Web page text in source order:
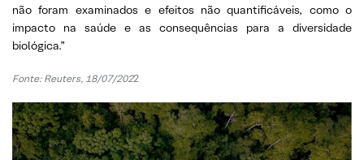
não foram examinados e efeitos não quantificáveis, como o
impacto na saúde e as consequências para a diversidade
biológica.”
Fonte: Reuters, 18/07/2022